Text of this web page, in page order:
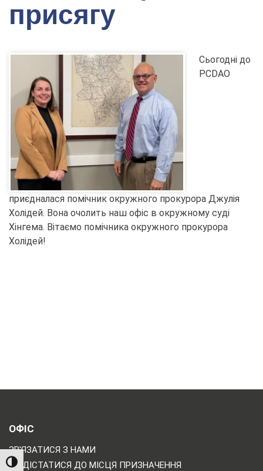
TOGGLE HIGH CONTRAST
присягу
Сьогодні до
PCDAO
приєдналася помічник окружного прокурора Джулія
Холідей. Вона очолить наш офіс в окружному суді
Хінгема. Вітаємо помічника окружного прокурора
Холідей!
ОФІС
ЗВ'ЯЗАТИСЯ З НАМИ
ЯК ДІСТАТИСЯ ДО МІСЦЯ ПРИЗНАЧЕННЯ